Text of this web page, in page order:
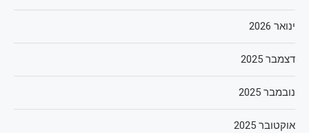
ינואר 2026
דצמבר 2025
נובמבר 2025
אוקטובר 2025